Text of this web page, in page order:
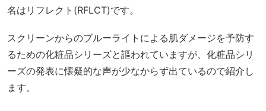
名はリフレクト(RFLCT)です。
スクリーンからのブルーライトによる肌ダメージを予防す
るための化粧品シリーズと謳われていますが、化粧品シリ
ーズの発表に懐疑的な声が少なからず出ているので紹介し
ます。